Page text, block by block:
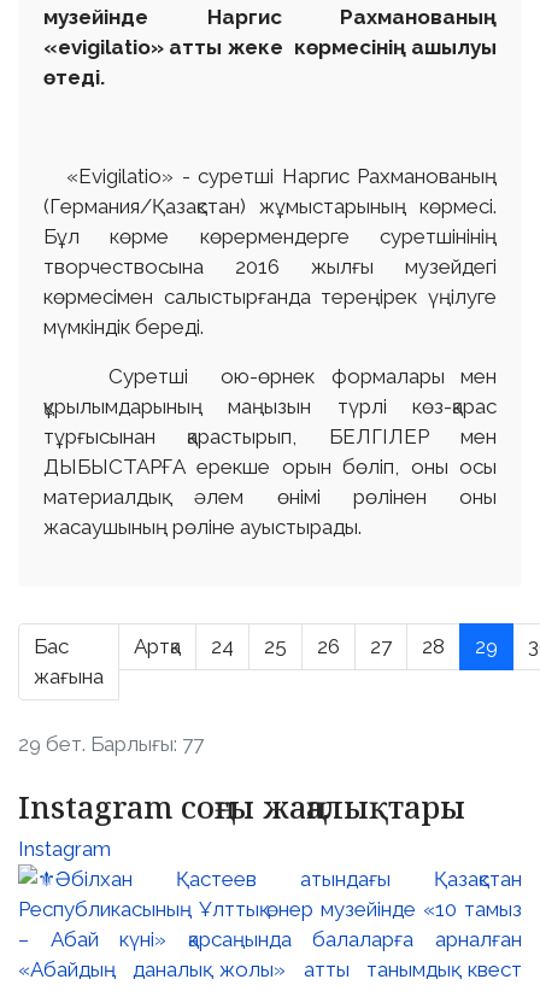
музейінде Наргис Рахманованың
«evigilatio» атты жеке көрмесінің ашылуы
өтеді.
«Еvigilatio» - суретші Наргис Рахманованың
(Германия/Қазақстан) жұмыстарының көрмесі.
Бұл көрме көрермендерге суретшінінің
творчествосына 2016 жылғы музейдегі
көрмесімен салыстырғанда тереңірек үңілуге
мүмкіндік береді.
Суретші ою-өрнек формалары мен
құрылымдарының маңызын түрлі көз-қарас
тұрғысынан қарастырып, БЕЛГІЛЕР мен
ДЫБЫСТАРҒА ерекше орын бөліп, оны осы
материалдық әлем өнімі рөлінен оны
жасаушының рөліне ауыстырады.
Бас
жағына
Артқа 24 25 26 27 28 29
29 бет. Барлығы: 77
Instagram соңғы жаңалықтары
Instagram